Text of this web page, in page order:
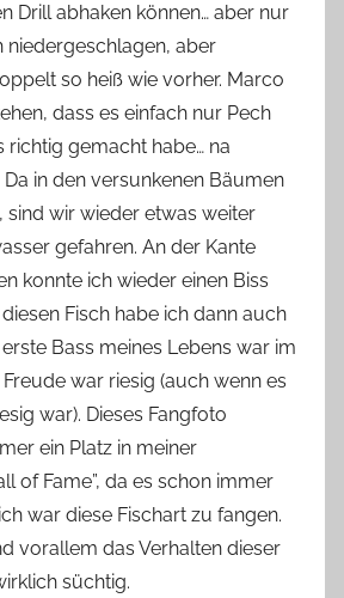
Drill abhaken können… aber nur
niedergeschlagen, aber
so heiß wie vorher. Marco
dass es einfach nur Pech
richtig gemacht habe… na
in den versunkenen Bäumen
sind wir wieder etwas weiter
gefahren. An der Kante
konnte ich wieder einen Biss
Fisch habe ich dann auch
Bass meines Lebens war im
war riesig (auch wenn es
war). Dieses Fangfoto
ein Platz in meiner
of Fame”, da es schon immer
war diese Fischart zu fangen.
vorallem das Verhalten dieser
süchtig.